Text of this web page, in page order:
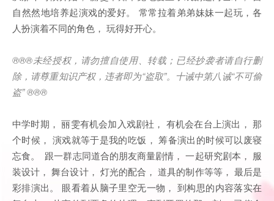
自然然地培养起演戏的爱好。 常常拉着弟弟妹妹一起玩，各
人扮演着不同的角色， 玩得好开心。
®®®未经授权，请勿擅自使用、转载；已经抄袭者请自行删
除，请尊重知识产权，违者即为“盗取”。十诫中第八诫“不可偷
盗” ®®®
中学时期， 丽雯有机会加入戏剧社， 有机会在台上演出， 那
个时候， 演戏就等于是我的吃饭， 筹备演出的时候可以废寝
忘食。 跟一群志同道合的朋友商量剧情， 一起研究剧本， 服
装设计， 舞台设计， 灯光的配合， 道具的制作等等， 最后是
彩排演出。 眼看着从脑子里空无一物， 到构思的内容落实在